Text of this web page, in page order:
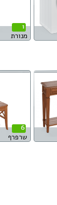
1
מנורת
6
שרפרף